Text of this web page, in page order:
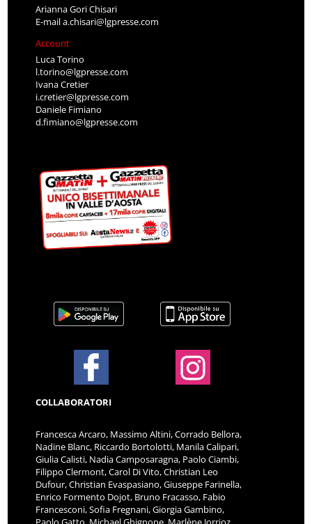
Arianna Gori Chisari
E-maila.chisari@lgpresse.com
Account
Luca Torino
l.torino@lgpresse.com
Ivana Cretier
i.cretier@lgpresse.com
Daniele Fimiano
d.fimiano@lgpresse.com
COLLABORATORI
Francesca Arcaro, Massimo Altini, Corrado Bellora,
Nadine Blanc, Riccardo Bortolotti, Manila Calipari,
Giulia Calisti, Nadia Camposaragna, Paolo Ciambi,
Filippo Clermont, Carol Di Vito, Christian Leo
Dufour, Christian Evaspasiano, Giuseppe Farinella,
Enrico Formento Dojot, Bruno Fracasso, Fabio
Francesconi, Sofia Fregnani, Giorgia Gambino,